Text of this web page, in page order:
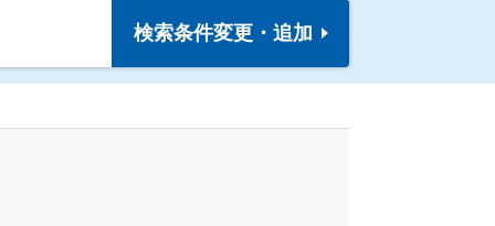
検索条件変更・追加